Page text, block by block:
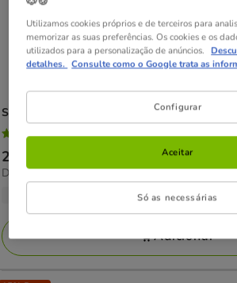
Salvaje Adulto Frango e Porco em Patê lata
4.7
estrelas
com
avaliações
4.7(6)
Preço
de
52.21€
2.29€
5.44€
Desde 5.44€ / kg
3 opções de peso
Adicionar
Utilizamos cookies próprios e de terceiros para
memorizar as suas preferências. Os cookies e os
utilizados para a personalização de anúncios.
detalhes. Consulte como o Google trata as
Configurar
Só as necessárias
Aceitar